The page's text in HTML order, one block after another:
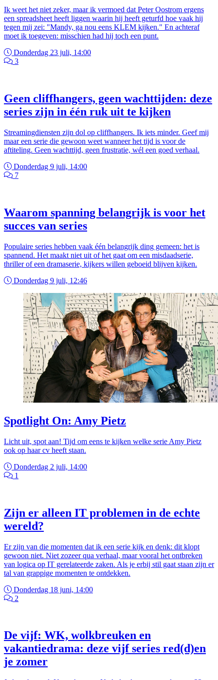
Ik weet het niet zeker, maar ik vermoed dat Peter Oostrom ergens
een spreadsheet heeft liggen waarin hij heeft geturfd hoe vaak hij
tegen mij zei: "Mandy, ga nou eens KLEM kijken." En achteraf
moet ik toegeven: misschien had hij toch een punt.
Donderdag 23 juli, 14:00
3
Geen cliffhangers, geen wachttijden: deze
series zijn in één ruk uit te kijken
Streamingdiensten zijn dol op cliffhangers. Ik iets minder. Geef mij
maar een serie die gewoon weet wanneer het tijd is voor de
aftiteling. Geen wachttijd, geen frustratie, wél een goed verhaal.
Donderdag 9 juli, 14:00
7
Waarom spanning belangrijk is voor het
succes van series
Populaire series hebben vaak één belangrijk ding gemeen: het is
spannend. Het maakt niet uit of het gaat om een misdaadserie,
thriller of een dramaserie, kijkers willen geboeid blijven kijken.
Donderdag 9 juli, 12:46
Spotlight On: Amy Pietz
Licht uit, spot aan! Tijd om eens te kijken welke serie Amy Pietz
ook op haar cv heeft staan.
Donderdag 2 juli, 14:00
1
Zijn er alleen IT problemen in de echte
wereld?
Er zijn van die momenten dat ik een serie kijk en denk: dit klopt
gewoon niet. Niet zozeer qua verhaal, maar vooral het ontbreken
van logica op IT gerelateerde zaken. Als je erbij stil gaat staan zijn er
tal van grappige momenten te ontdekken.
Donderdag 18 juni, 14:00
2
De vijf: WK, wolkbreuken en
vakantiedrama: deze vijf series red(d)en
je zomer